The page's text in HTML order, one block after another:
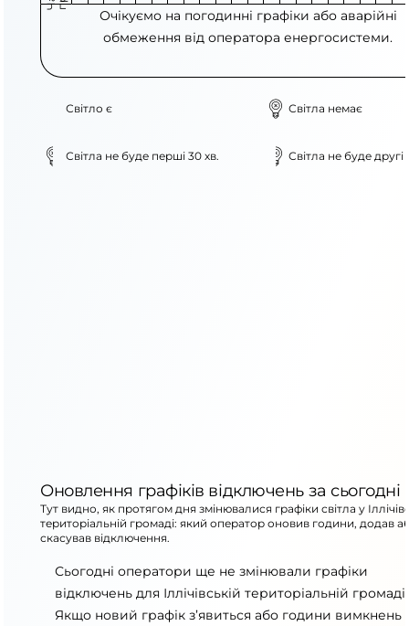
Очікуємо на погодинні графіки або аварійні
обмеження від оператора енергосистеми.
Світло є Світла немає
Світла не буде перші 30 хв. Світла не буде другі
Оновлення графіків відключень за сьогодні
Тут видно, як протягом дня змінювалися графіки світла у
територіальній громаді: який оператор оновив години, додав
скасував відключення.
Сьогодні оператори ще не змінювали графіки
відключень для Іллічівській територіальній громаді.
Якщо новий графік з’явиться або години вимкнень